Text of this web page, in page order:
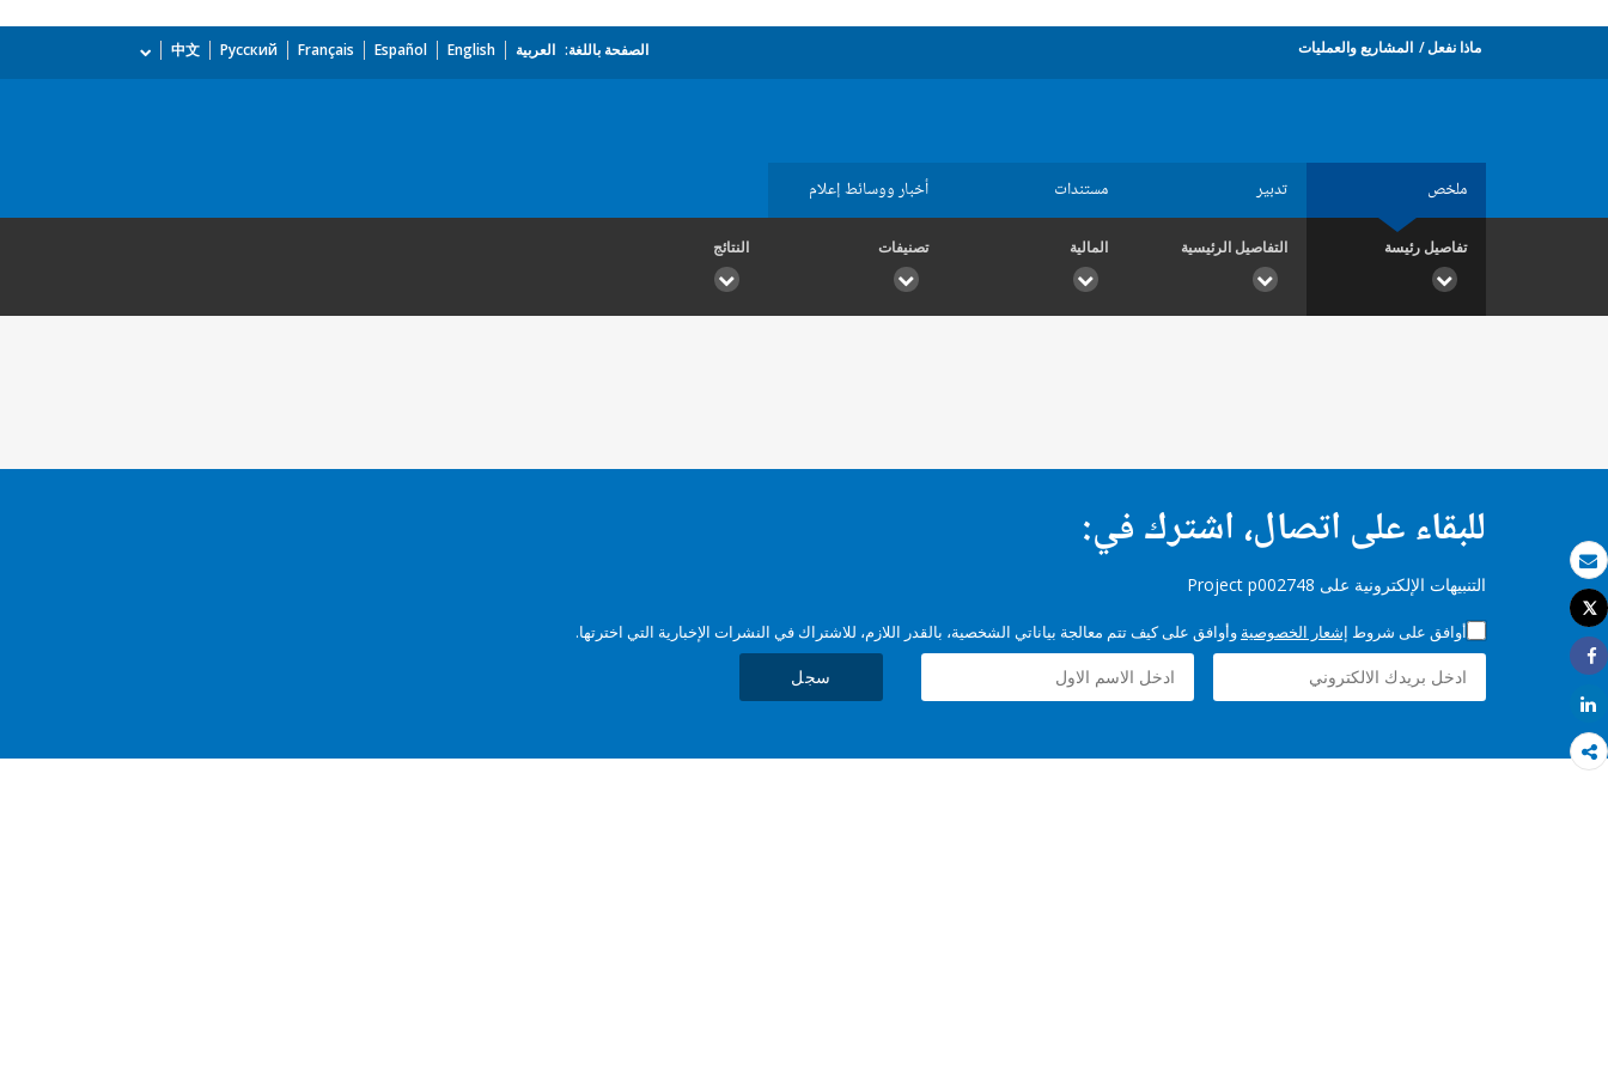
بريد الكتروني
طباعة
Tweet
Share
Share
ماذا نفعل المشاريع والعمليات الصفحة باللغة: العربية English
Español
Français
Русский
中文
ملخص تدبير مستندات أخبار ووسائط إعلام
تفاصيل رئيسة التفاصيل الرئيسية المالية تصنيفات النتائج
للبقاء على اتصال، اشترك في:
التنبيهات الإلكترونية على Project p002748
أوافق على شروط إشعار الخصوصية وأوافق على كيف تتم معالجة بياناتي الشخصية، بالقدر اللازم، للاشتراك في النشرات الإخبارية التي اخترتها.
سجل